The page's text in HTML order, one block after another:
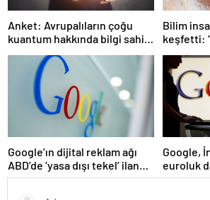
Anket: Avrupalıların çoğu
kuantum hakkında bilgi sahibi
olduğunu bilmiyor
Bilim
keşfetti:
Google’ın dijital reklam ağı
ABD’de ‘yasa dışı tekel’ ilan
edildi
Google,
euroluk